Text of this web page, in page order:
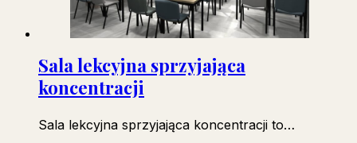
Sala lekcyjna sprzyjająca
koncentracji
Sala lekcyjna sprzyjająca koncentracji to…